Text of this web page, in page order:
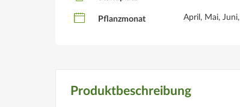
Pflanzmonat April, Mai,
Produktbeschreibung